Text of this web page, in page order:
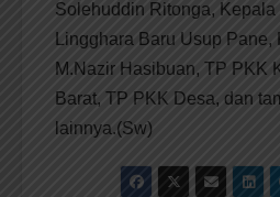
Solehuddin Ritonga, Kepala
Lingghara Baru Usup
M.Nazir Hasibuan, TP PKK
Barat, TP PKK Desa, dan
lainnya.(Sw)